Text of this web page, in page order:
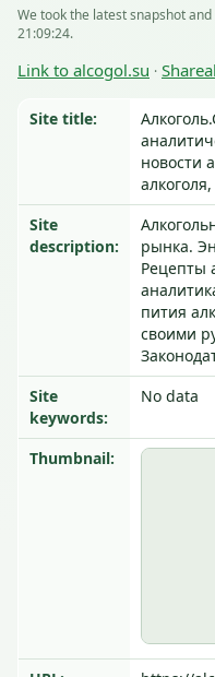
We took the latest snapshot
21:09:24.
Link to alcogol.su ·
Site title:
новости
Site
description:
рынка.
Рецепты
пития
своими
Site
keywords:
No data
Thumbnail: